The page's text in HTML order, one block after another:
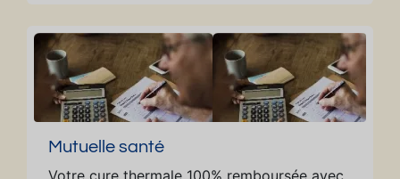
n
s,
p
a
in
g
Mutuelle santé